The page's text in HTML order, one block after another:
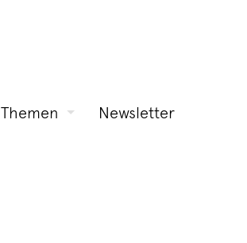
Themen Newsletter